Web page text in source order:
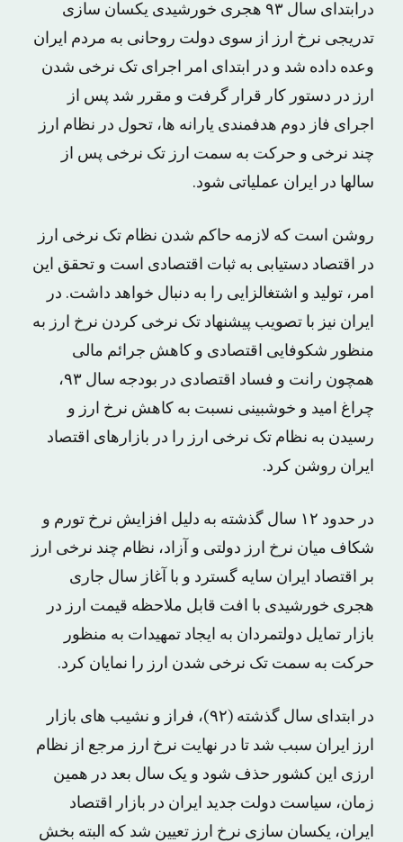
درابتدای سال ۹۳ هجری خورشیدی یکسان سازی
تدریجی نرخ ارز از سوی دولت روحانی به مردم ایران
وعده داده شد و در ابتدای امر اجرای تک نرخی شدن
ارز در دستور کار قرار گرفت و مقرر شد پس از
اجرای فاز دوم هدفمندی یارانه ها، تحول در نظام ارز
چند نرخی و حرکت به سمت ارز تک نرخی پس از
سالها در ایران عملیاتی شود.
روشن است که لازمه حاکم شدن نظام تک نرخی ارز
در اقتصاد دستیابی به ثبات اقتصادی است و تحقق این
امر، تولید و اشتغالزایی را به دنبال خواهد داشت. در
ایران نیز با تصویب پیشنهاد تک نرخی کردن نرخ ارز به
منظور شکوفایی اقتصادی و کاهش جرائم مالی
همچون رانت و فساد اقتصادی در بودجه سال ۹۳،
چراغ امید و خوشبینی نسبت به کاهش نرخ ارز و
رسیدن به نظام تک نرخی ارز را در بازارهای اقتصاد
ایران روشن کرد.
در حدود ۱۲ سال گذشته به دلیل افزایش نرخ تورم و
شکاف میان نرخ ارز دولتی و آزاد، نظام چند نرخی ارز
بر اقتصاد ایران سایه گسترد و با آغاز سال جاری
هجری خورشیدی با افت قابل ملاحظه قیمت ارز در
بازار تمایل دولتمردان به ایجاد تمهیدات به منظور
حرکت به سمت تک نرخی شدن ارز را نمایان کرد.
در ابتدای سال گذشته (۹۲)، فراز و نشیب های بازار
ارز ایران سبب شد تا در نهایت نرخ ارز مرجع از نظام
ارزی این کشور حذف شود و یک سال بعد در همین
زمان، سیاست دولت جدید ایران در بازار اقتصاد
ایران، یکسان سازی نرخ ارز تعیین شد که البته بخش